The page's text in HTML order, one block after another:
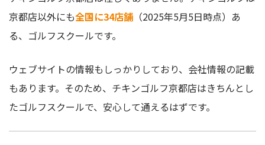
京都店以外にも全国に34店舗 （2025年5月5日時点）あ
る、ゴルフスクールです。
ウェブサイトの情報もしっかりしており、会社情報の記載
もあります。そのため、チキンゴルフ京都店はきちんとし
たゴルフスクールで、安心して通えるはずです。